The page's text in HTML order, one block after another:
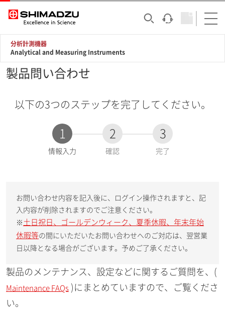
分析計測機器
Analytical and Measuring Instruments
製品問い合わせ
以下の3つのステップを完了してください。
1
現
情報入力
2
確認
3
完了
お問い合わせ内容を記入後に、ログイン操作されますと、記
入内容が削除されますのでご注意ください。
※ 土日祝日、ゴールデンウィーク、夏季休暇、年末年始
休暇等の間にいただいたお問い合わせへのご対応は、翌営業
日以降となる場合がございます。予めご了承ください。
製品のメンテナンス、設定などに関するご質問を、(
Maintenance FAQs )にまとめていますので、ご覧くださ
い。